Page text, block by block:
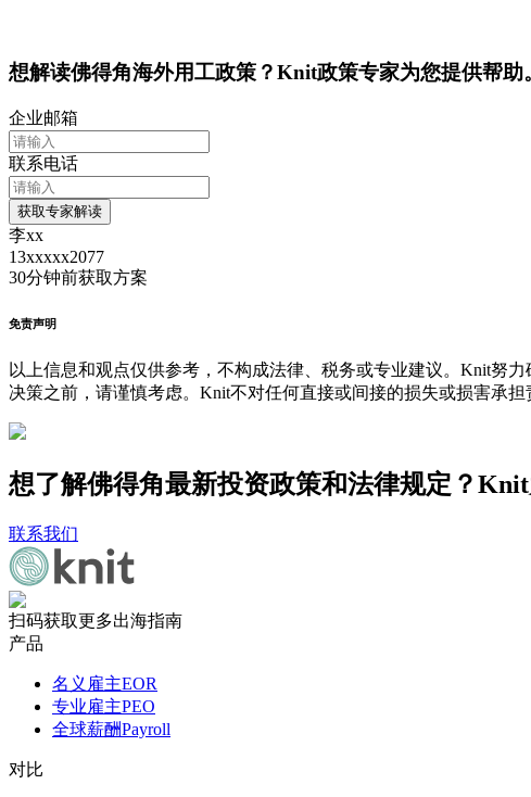
想解读佛得角海外用工政策？Knit政策专家为您提供帮助
企业邮箱
联系电话
获取专家解读
李xx
13xxxxx2077
30分钟前获取方案
免责声明
以上信息和观点仅供参考，不构成法律、税务或专业建议。Knit努
决策之前，请谨慎考虑。Knit不对任何直接或间接的损失或损害承担
想了解佛得角最新投资政策和法律规定？Knit
联系我们
扫码获取更多出海指南
产品
名义雇主EOR
专业雇主PEO
全球薪酬Payroll
对比